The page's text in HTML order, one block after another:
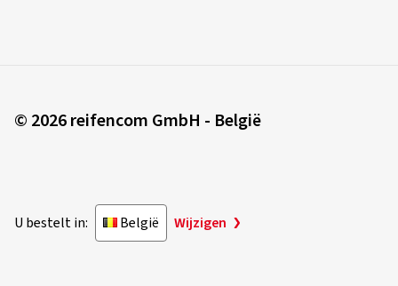
© 2026 reifencom GmbH - België
U bestelt in: België Wijzigen